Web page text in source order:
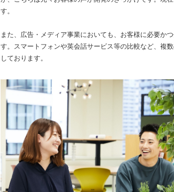
す。
また、広告・メディア事業においても、お客様に必要か
す。スマートフォンや英会話サービス等の比較など、複
しております。